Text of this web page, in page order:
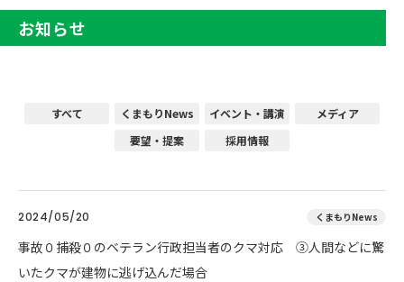
お知らせ
すべて くまもりNews イベント・講演
メディア
要望・提案
採用情報
2024/05/20 くまもりNews
事故０捕殺０のベテラン行政担当者のクマ対応 ③人間などに驚
いたクマが建物に逃げ込んだ場合